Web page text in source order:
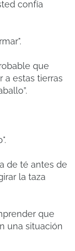
confía
que
a estas tierras
de té antes de
la taza
que
una situación